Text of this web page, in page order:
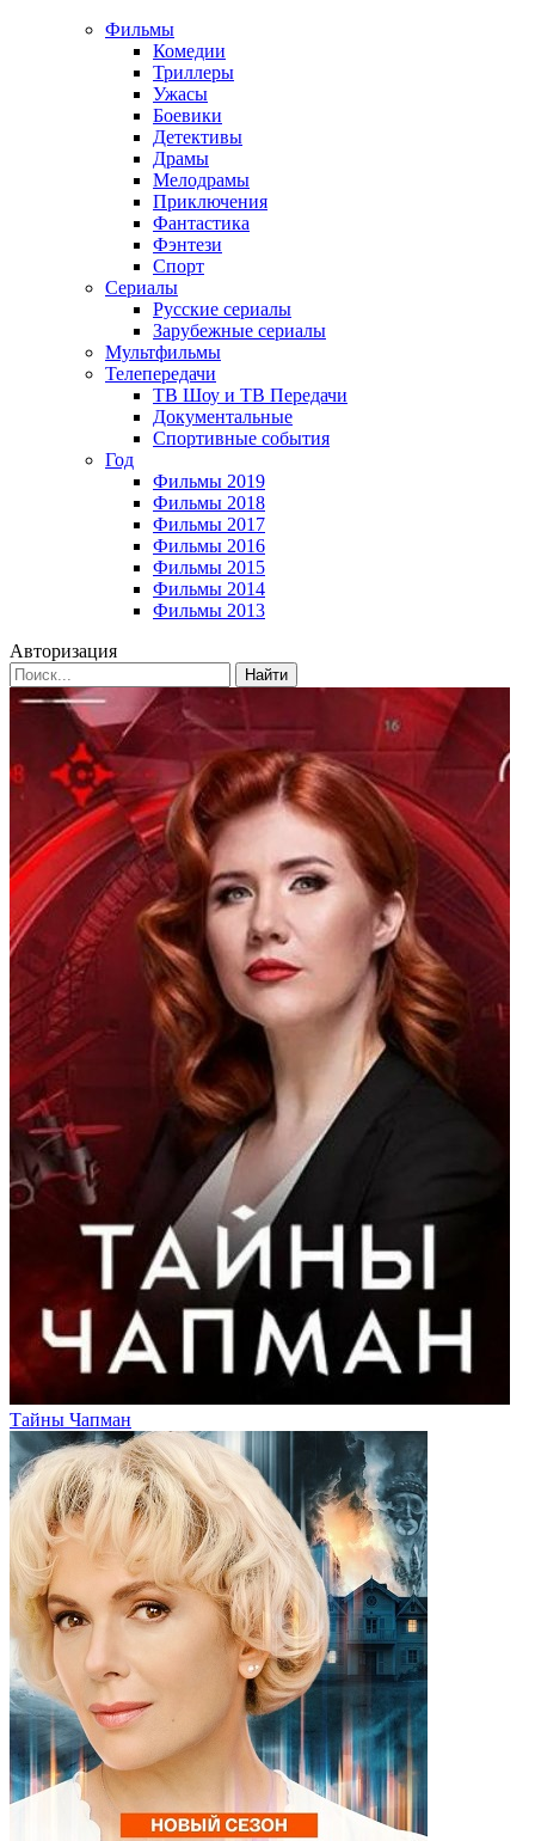
Фильмы
Комедии
Триллеры
Ужасы
Боевики
Детективы
Драмы
Мелодрамы
Приключения
Фантастика
Фэнтези
Спорт
Сериалы
Русские сериалы
Зарубежные сериалы
Мультфильмы
Телепередачи
ТВ Шоу и ТВ Передачи
Документальные
Спортивные события
Год
Фильмы 2019
Фильмы 2018
Фильмы 2017
Фильмы 2016
Фильмы 2015
Фильмы 2014
Фильмы 2013
Авторизация
Найти
Тайны Чапман